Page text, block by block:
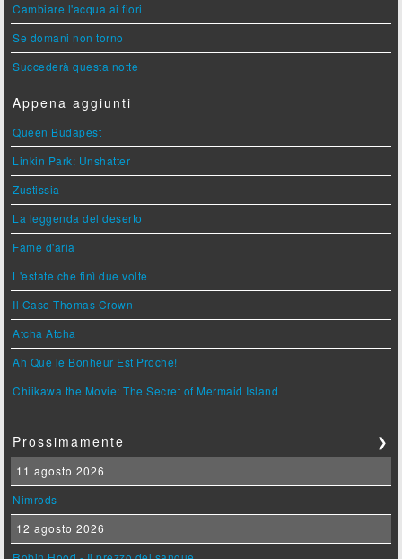
Cambiare l'acqua ai fiori
Se domani non torno
Succederà questa notte
Appena aggiunti
Queen Budapest
Linkin Park: Unshatter
Zustissia
La leggenda del deserto
Fame d'aria
L'estate che finì due volte
Il Caso Thomas Crown
Atcha Atcha
Ah Que le Bonheur Est Proche!
Chiikawa the Movie: The Secret of Mermaid Island
Prossimamente ❯
11 agosto 2026
Nimrods
12 agosto 2026